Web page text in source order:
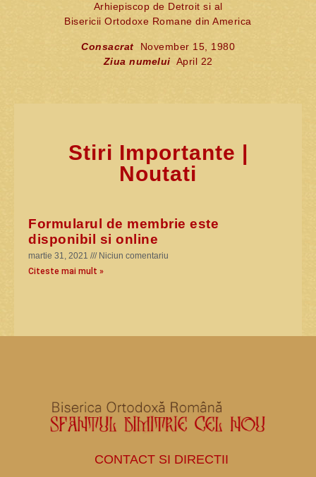
Arhiepiscop de Detroit si al
Bisericii Ortodoxe Romane din America
Consacrat November 15, 1980
Ziua numelui April 22
Stiri Importante |
Noutati
Formularul de membrie este
disponibil si online
martie 31, 2021
Niciun comentariu
Citeste mai mult »
CONTACT SI DIRECTII